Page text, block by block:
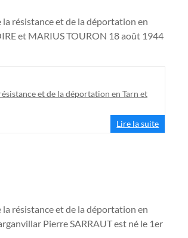
la résistance et de la déportation en
et MARIUS TOURON 18 août 1944
et de la déportation en Tarn et
Lire la suite
la résistance et de la déportation en
Pierre SARRAUT est né le 1er